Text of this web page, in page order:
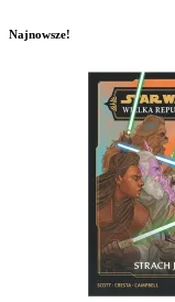
Najnowsze!